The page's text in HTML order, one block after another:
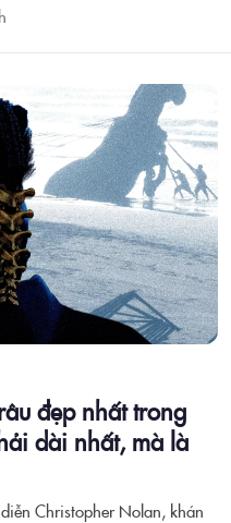
đẹp nhất trong
dài nhất, mà là
Christopher Nolan, khán